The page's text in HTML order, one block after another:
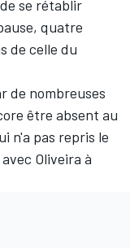
se rétablir
quatre
de celle du
de nombreuses
être absent au
n'a pas repris le
Oliveira à